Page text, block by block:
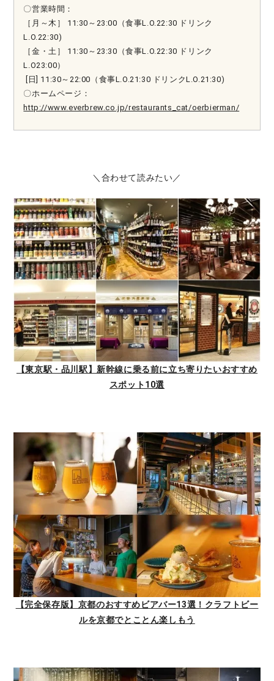
〇営業時間：
［月～木］ 11:30～23:00（食事L.O.22:30 ドリンク
L.O.22:30)
［金・土］ 11:30～23:30（食事L.O.22:30 ドリンク
L.O23:00）
[日] 11:30～22:00（食事L.O.21:30 ドリンクL.O.21:30)
〇ホームページ：
http://www.everbrew.co.jp/restaurants_cat/oerbierman/
＼合わせて読みたい／
【東京駅・品川駅】新幹線に乗る前に立ち寄りたいおすすめ
スポット10選
【完全保存版】京都のおすすめビアバー13選！クラフトビー
ルを京都でとことん楽しもう